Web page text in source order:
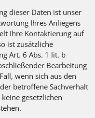
dieser Daten ist unser
Ihres Anliegens
Ihre Kontaktierung auf
ist zusätzliche
Art. 6 Abs. 1 lit. b
Bearbeitung
wenn sich aus den
betroffene Sachverhalt
gesetzlichen